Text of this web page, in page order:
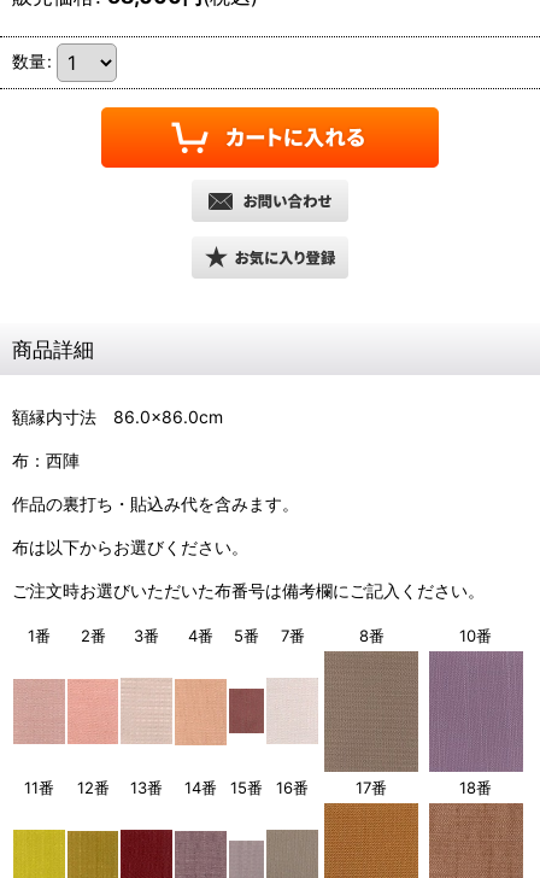
数量:
商品詳細
額縁内寸法 86.0×86.0cm
布：西陣
作品の裏打ち・貼込み代を含みます。
布は以下からお選びください。
ご注文時お選びいただいた布番号は備考欄にご記入ください。
1番 2番 3番 4番 5番 7番 8番 10番
11番 12番 13番 14番 15番 16番 17番 18番